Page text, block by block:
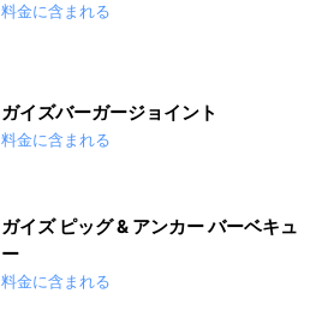
料金に含まれる
ガイズバーガージョイント
料金に含まれる
ガイズ ピッグ & アンカー バーベキュ
ー
料金に含まれる